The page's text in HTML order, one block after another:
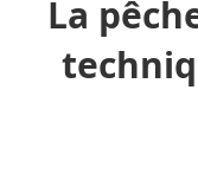
Peche.com
La